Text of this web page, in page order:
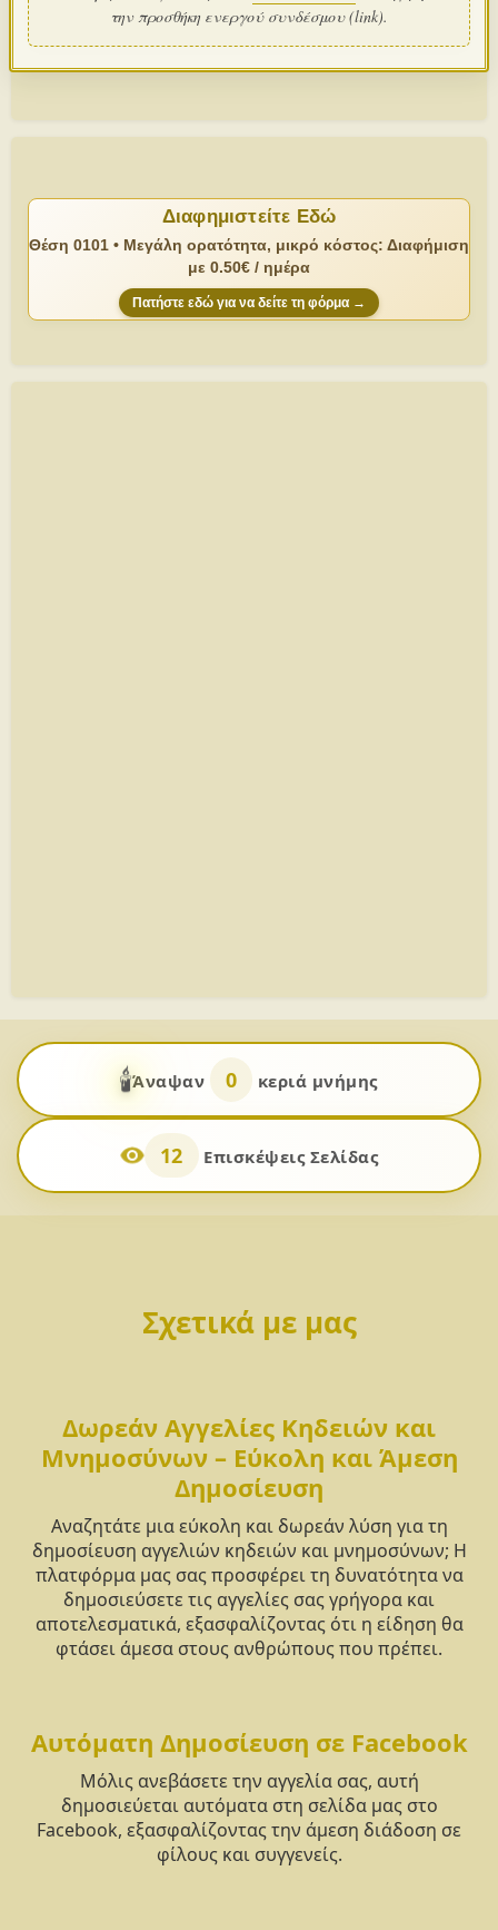
την προσθήκη ενεργού συνδέσμου (link).
Διαφημιστείτε Εδώ
Θέση 0101 • Μεγάλη ορατότητα, μικρό κόστος: Διαφήμιση
με 0.50€ / ημέρα
Πατήστε εδώ για να δείτε τη φόρμα →
🕯️Άναψαν 0 κεριά μνήμης
12 Επισκέψεις Σελίδας
Σχετικά με μας
Δωρεάν Αγγελίες Κηδειών και
Μνημοσύνων – Εύκολη και Άμεση
Δημοσίευση
Αναζητάτε μια εύκολη και δωρεάν λύση για τη
δημοσίευση αγγελιών κηδειών και μνημοσύνων; Η
πλατφόρμα μας σας προσφέρει τη δυνατότητα να
δημοσιεύσετε τις αγγελίες σας γρήγορα και
αποτελεσματικά, εξασφαλίζοντας ότι η είδηση θα
φτάσει άμεσα στους ανθρώπους που πρέπει.
Αυτόματη Δημοσίευση σε Facebook
Μόλις ανεβάσετε την αγγελία σας, αυτή
δημοσιεύεται αυτόματα στη σελίδα μας στο
Facebook, εξασφαλίζοντας την άμεση διάδοση σε
φίλους και συγγενείς.